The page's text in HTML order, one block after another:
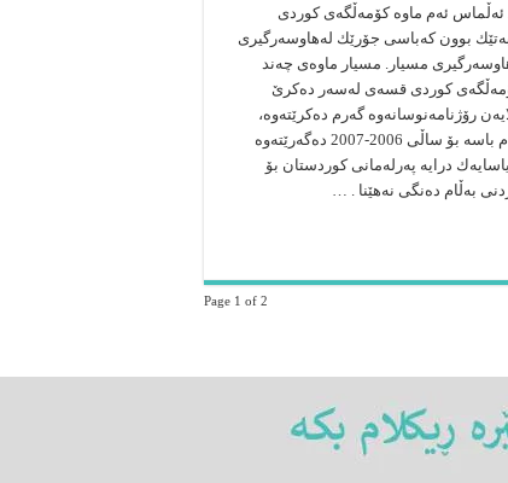
ئه‌ڵماس ئه‌م ماوه‌ كۆمه‌ڵگه‌ى كوردى
بوون كه‌باسى جۆرێك له‌هاوسه‌رگیرى
مسیار. مسیار ماوه‌ى چه‌ند
كوردى قسه‌ى له‌سه‌ر ده‌كرێ
رۆژنامه‌نوسانه‌وه‌ گه‌رم ده‌كرێته‌وه‌،
سه‌ره‌تاى ئه‌م باسه‌ بۆ ساڵى 2006-2007 ده‌گه‌رێته‌وه‌
درایه‌ په‌رله‌مانى كوردستان بۆ
به‌ڵام ده‌نگى نه‌هێنا . …
Page 1 of 2